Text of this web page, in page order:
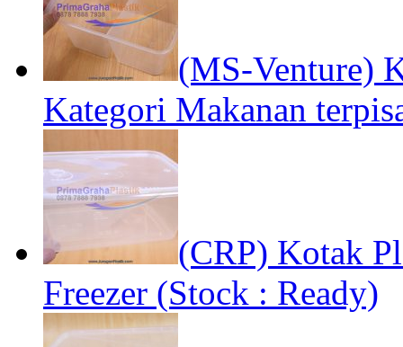
(MS-Venture)
Kategori Makanan
(CRP) Kotak
Freezer (Stock : Ready)